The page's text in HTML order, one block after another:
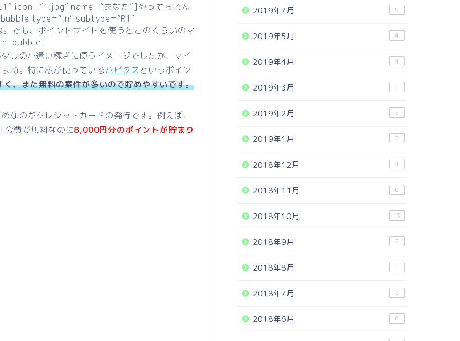
icon=”1.jpg” name=”あなた”]やってられん
type=”ln” subtype=”R1″
でも、ポイントサイトを使うとこのくらいのマ
しの小遣い稼ぎに使うイメージでしたが、マイ
ね。特に私が使っているハピタス というポイン
、また無料の案件が多いので貯めやすいです。
なのがクレジットカードの発行です。例えば、
会費が無料なのに8,000円分のポイントが貯まり
2019年7月 9
2019年5月 4
2019年4月 4
2019年3月 1
2019年2月 3
2019年1月 2
2018年12月 4
2018年11月 6
2018年10月 13
2018年9月 2
2018年8月 1
2018年7月 2
2018年6月 6